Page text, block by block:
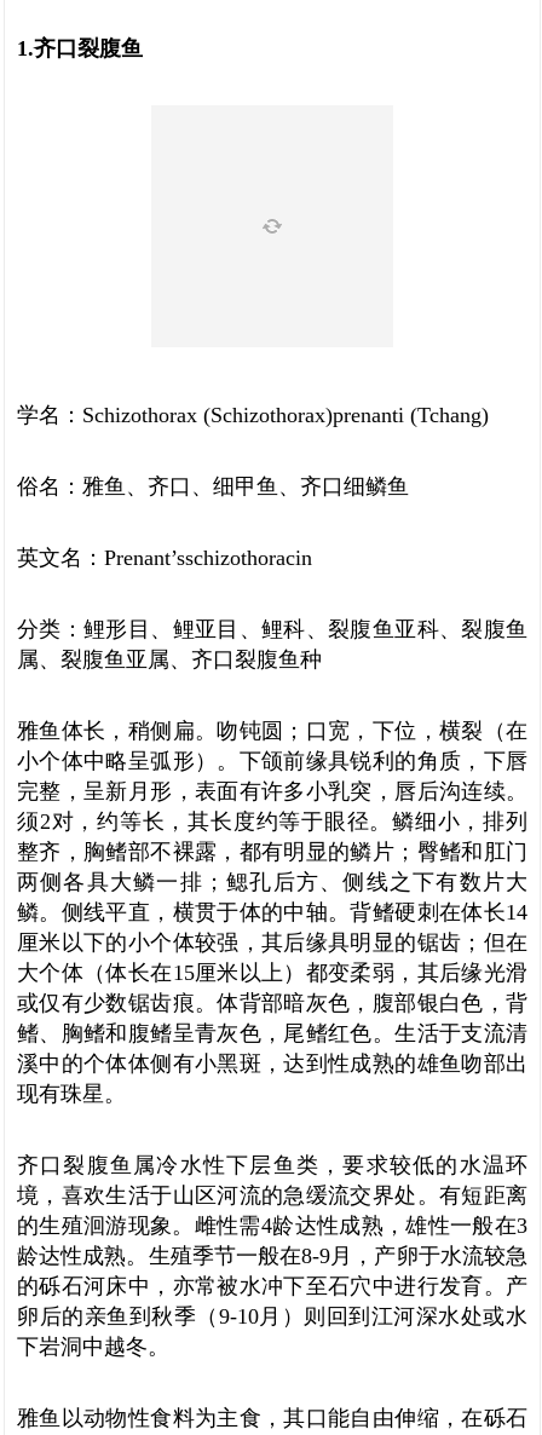
1.齐口裂腹鱼
学名：Schizothorax (Schizothorax)prenanti (Tchang)
俗名：雅鱼、齐口、细甲鱼、齐口细鳞鱼
英文名：Prenant’sschizothoracin
分类：鲤形目、鲤亚目、鲤科、裂腹鱼亚科、裂腹鱼
属、裂腹鱼亚属、齐口裂腹鱼种
雅鱼体长，稍侧扁。吻钝圆；口宽，下位，横裂（在
小个体中略呈弧形）。下颌前缘具锐利的角质，下唇
完整，呈新月形，表面有许多小乳突，唇后沟连续。
须2对，约等长，其长度约等于眼径。鳞细小，排列
整齐，胸鳍部不裸露，都有明显的鳞片；臀鳍和肛门
两侧各具大鳞一排；鳃孔后方、侧线之下有数片大
鳞。侧线平直，横贯于体的中轴。背鳍硬刺在体长14
厘米以下的小个体较强，其后缘具明显的锯齿；但在
大个体（体长在15厘米以上）都变柔弱，其后缘光滑
或仅有少数锯齿痕。体背部暗灰色，腹部银白色，背
鳍、胸鳍和腹鳍呈青灰色，尾鳍红色。生活于支流清
溪中的个体体侧有小黑斑，达到性成熟的雄鱼吻部出
现有珠星。
齐口裂腹鱼属冷水性下层鱼类，要求较低的水温环
境，喜欢生活于山区河流的急缓流交界处。有短距离
的生殖洄游现象。雌性需4龄达性成熟，雄性一般在3
龄达性成熟。生殖季节一般在8-9月，产卵于水流较急
的砾石河床中，亦常被水冲下至石穴中进行发育。产
卵后的亲鱼到秋季（9-10月）则回到江河深水处或水
下岩洞中越冬。
雅鱼以动物性食料为主食，其口能自由伸缩，在砾石